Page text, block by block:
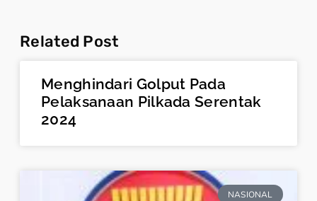
Related Post
Menghindari Golput Pada
Pelaksanaan Pilkada Serentak
2024
NASIONAL